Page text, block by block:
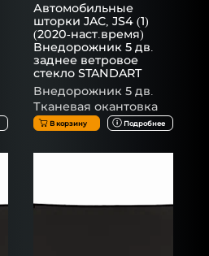
Автомобильные
шторки JAC, JS4 (1)
(2020-наст.время)
Внедорожник 5 дв.
заднее ветровое
стекло STANDART
Внедорожник 5 дв.
Тканевая окантовка
В корзину Подробнее